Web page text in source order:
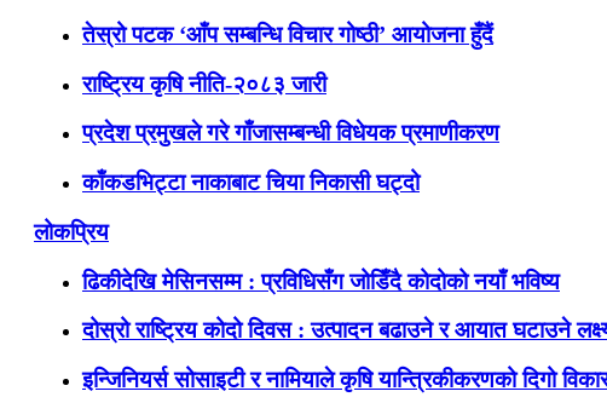
तेस्रो पटक ‘आँप सम्बन्धि विचार गोष्ठी’ आयोजना हुँदैं
राष्ट्रिय कृषि नीति-२०८३ जारी
प्रदेश प्रमुखले गरे गाँजासम्बन्धी विधेयक प्रमाणीकरण
काँकडभिट्टा नाकाबाट चिया निकासी घट्दो
लोकप्रिय
ढिकीदेखि मेसिनसम्म : प्रविधिसँग जोडिँदै कोदोको नयाँ भविष्य
दोस्रो राष्ट्रिय कोदो दिवस : उत्पादन बढाउने र आयात घटाउने
इन्जिनियर्स सोसाइटी र नामियाले कृषि यान्त्रिकीकरणको दिगो